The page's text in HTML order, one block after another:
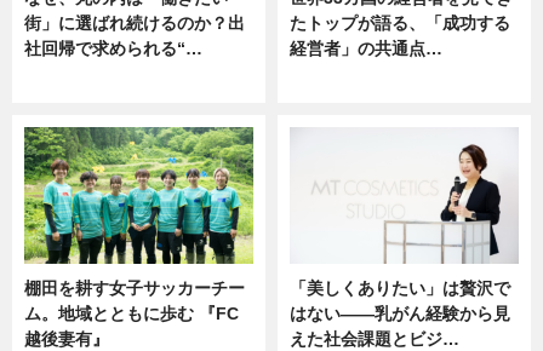
街」に選ばれ続けるのか？出
社回帰で求められる“…
たトップが語る、「成功する
経営者」の共通点…
棚田を耕す女子サッカーチー
ム。地域とともに歩む 『FC
越後妻有』
「美しくありたい」は贅沢で
はない――乳がん経験から見
えた社会課題とビジ…